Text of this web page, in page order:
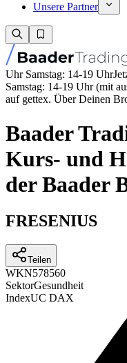
Unsere Partner
Uhr Samstag: 14-19 Uhr
Samstag: 14-19 Uhr (mit
auf gettex. Über Deinen
Baader
Kurs- und
der Baader
FRESENIUS
Teilen
WKN578560
SektorGesundheit
IndexUC DAX